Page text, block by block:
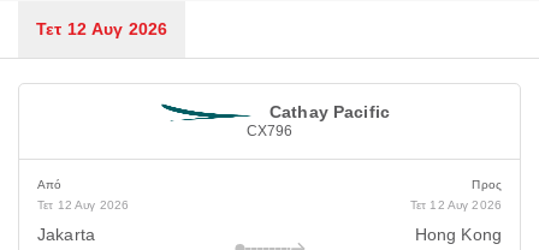
Τετ 12 Αυγ 2026
Cathay Pacific
CX796
Από
Τετ 12 Αυγ 2026
Jakarta
Προς
Τετ 12 Αυγ 2026
Hong Kong